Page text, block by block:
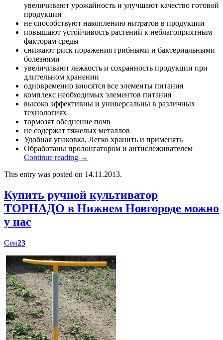
увеличивают урожайность и улучшают качество готовой
продукции
не способствуют накоплению нитратов в продукции
повышают устойчивость растений к неблагоприятным
факторам среды
снижают риск поражения грибными и бактериальными
болезнями
увеличивают лежкость и сохранность продукции при
длительном хранении
одновременно вносятся все элементы питания
комплекс необходимых элементов питания
высоко эффективны и универсальны в различных
технологиях
тормозят обеднение почв
не содержат тяжелых металлов
Удобная упаковка. Легко хранить и применять
Обработаны пролонгатором и антислеживателем
Continue reading →
This entry was posted on 14.11.2013.
Купить ручной культиватор
ТОРНАДО в Нижнем Новгороде можно
у нас
Сен23